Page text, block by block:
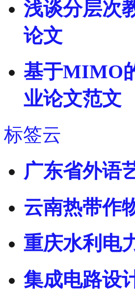
浅谈分层次
论文
基于MIMO
业论文范文
标签云
广东省外语
云南热带作
重庆水利电
集成电路设